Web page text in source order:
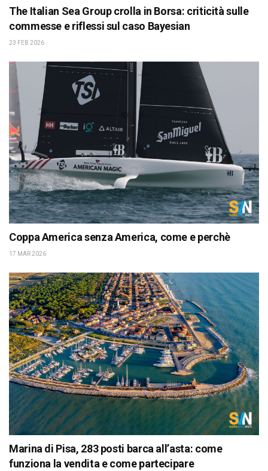
The Italian Sea Group crolla in Borsa: criticità sulle
commesse e riflessi sul caso Bayesian
23 FEB 2026
Coppa America senza America, come e perchè
17 MAR 2026
Marina di Pisa, 283 posti barca all’asta: come
funziona la vendita e come partecipare